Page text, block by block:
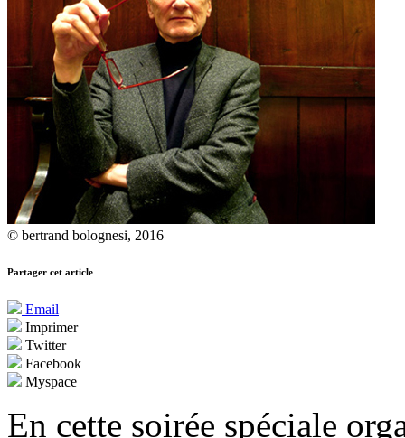
© bertrand bolognesi, 2016
Partager cet article
Email
Imprimer
Twitter
Facebook
Myspace
En cette soirée spéciale